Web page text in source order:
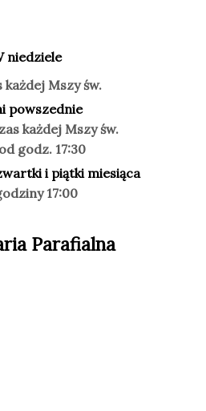
niedziele
każdej Mszy św.
powszednie
każdej Mszy św.
godz. 17:30
i piątki miesiąca
17:00
Parafialna